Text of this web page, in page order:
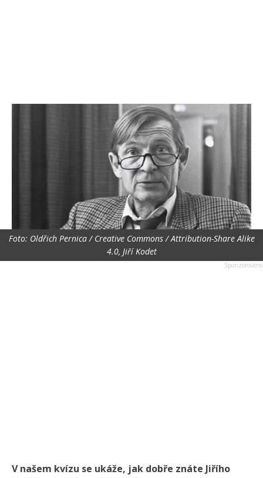
Foto: Oldřich Pernica / Creative Commons / Attribution-Share Alike
4.0, Jiří Kodet
V našem kvízu se ukáže, jak dobře znáte Jiřího